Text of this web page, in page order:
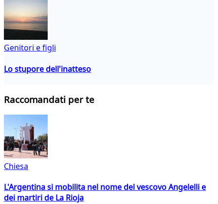
Genitori e figli
Lo stupore dell'inatteso
Raccomandati per te
Chiesa
L'Argentina si mobilita nel nome del vescovo Angelelli e
dei martiri de La Rioja